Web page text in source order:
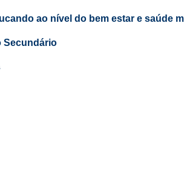
ao nível do bem estar e saúde
Secundário